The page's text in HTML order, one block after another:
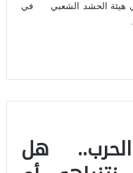
هيئة الحشد الشعبي في
هل